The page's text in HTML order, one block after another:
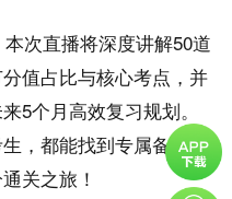
次直播将深度讲解50道
值占比与核心考点，并
5个月高效复习规划。
，都能找到专属备考路
关之旅！